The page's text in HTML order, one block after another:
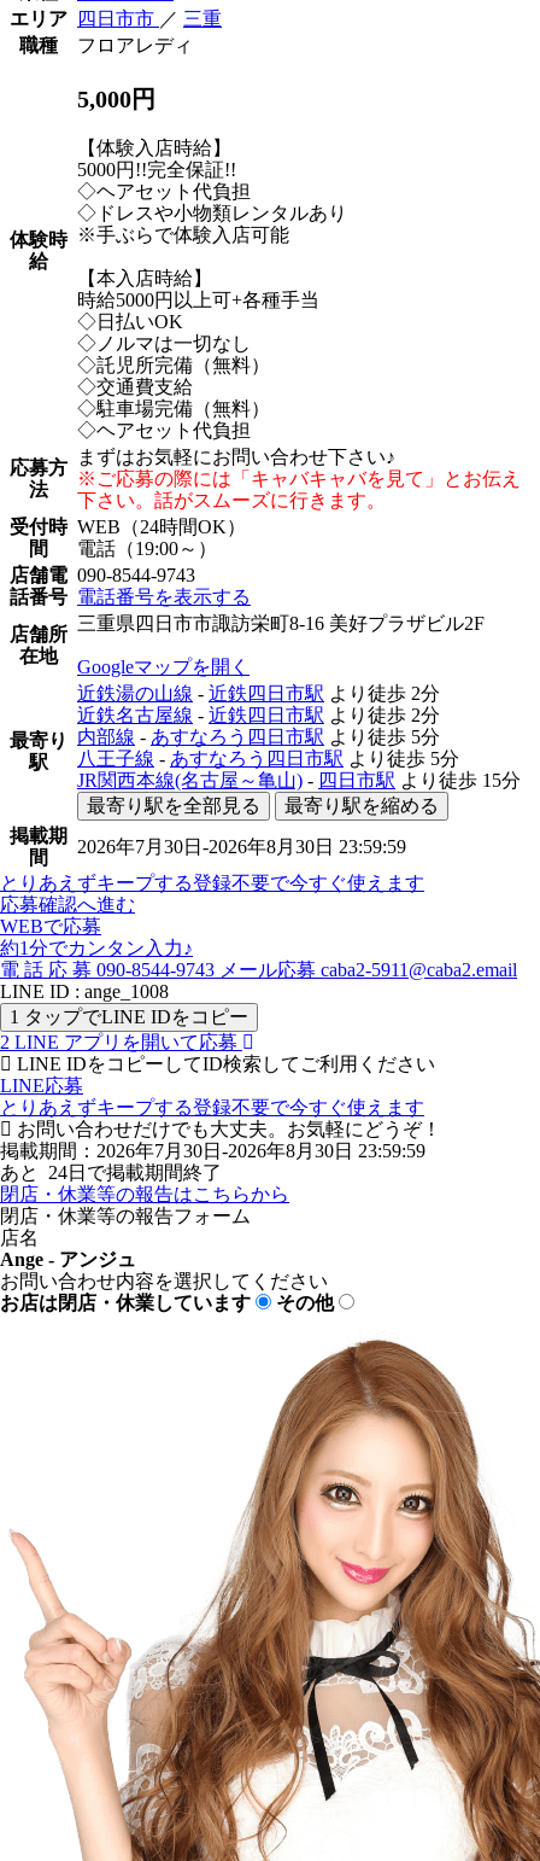
エリア
四日市市 ／ 三重
職種
フロアレディ
体験時
給
5,000円
【体験入店時給】
5000円!!完全保証!!
◇ヘアセット代負担
◇ドレスや小物類レンタルあり
※手ぶらで体験入店可能
【本入店時給】
時給5000円以上可+各種手当
◇日払いOK
◇ノルマは一切なし
◇託児所完備（無料）
◇交通費支給
◇駐車場完備（無料）
◇ヘアセット代負担
応募方
法
まずはお気軽にお問い合わせ下さい♪
※ご応募の際には「キャバキャバを見て」とお伝え
下さい。話がスムーズに行きます。
受付時
間
WEB（24時間OK）
電話（19:00～）
店舗電
話番号
090-8544-9743
電話番号を表示する
店舗所
在地
三重県四日市市諏訪栄町8-16 美好プラザビル2F
Googleマップを開く
最寄り
駅
近鉄湯の山線 - 近鉄四日市駅 より徒歩 2分
近鉄名古屋線 - 近鉄四日市駅 より徒歩 2分
内部線 - あすなろう四日市駅 より徒歩 5分
八王子線 - あすなろう四日市駅 より徒歩 5分
JR関西本線(名古屋～亀山) - 四日市駅 より徒歩 15分
最寄り駅を全部見る
最寄り駅を縮める
掲載期
間
2026年7月30日-2026年8月30日 23:59:59
とりあえずキープする登録不要で今すぐ使えます
応募確認へ進む
WEBで応募
約1分でカンタン入力♪
電 話 応 募 090-8544-9743 メール応募 caba2-5911@caba2.email
LINE ID : ange_1008
1 タップでLINE IDをコピー
2 LINE アプリを開いて応募
LINE IDをコピーしてID検索してご利用ください
LINE応募
とりあえずキープする登録不要で今すぐ使えます
お問い合わせだけでも大丈夫。お気軽にどうぞ！
掲載期間：2026年7月30日-2026年8月30日 23:59:59
あと 24日で掲載期間終了
閉店・休業等の報告はこちらから
閉店・休業等の報告フォーム
店名
Ange - アンジュ
お問い合わせ内容を選択してください
お店は閉店・休業しています
その他